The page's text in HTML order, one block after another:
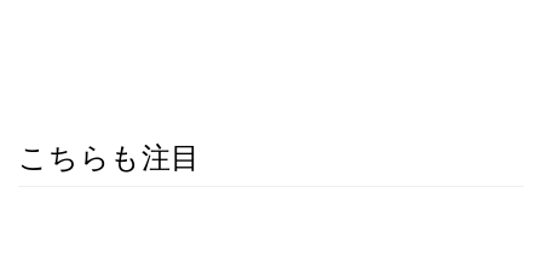
こちらも注目